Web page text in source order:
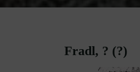
Fradl, ? (?)